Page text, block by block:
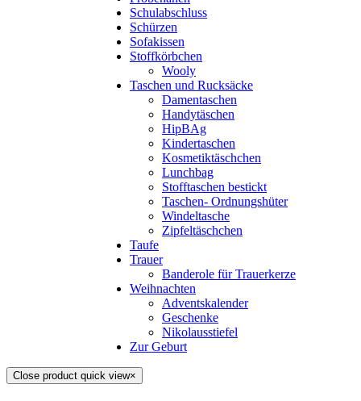
Schulabschluss
Schürzen
Sofakissen
Stoffkörbchen
Wooly
Taschen und Rucksäcke
Damentaschen
Handytäschen
HipBAg
Kindertaschen
Kosmetiktäschchen
Lunchbag
Stofftaschen bestickt
Taschen- Ordnungshüter
Windeltasche
Zipfeltäschchen
Taufe
Trauer
Banderole für Trauerkerze
Weihnachten
Adventskalender
Geschenke
Nikolausstiefel
Zur Geburt
Close product quick view×